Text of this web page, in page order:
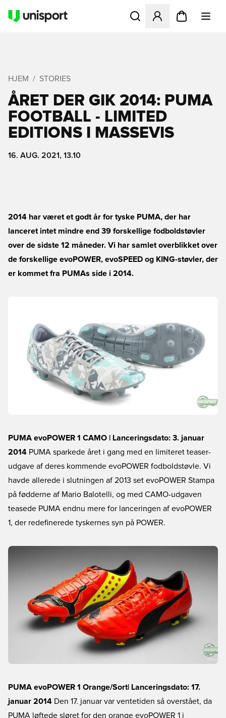
Åbner en Modal til at
HJEM STORIES
ÅRET DER GIK 2014: PUMA
FOOTBALL - LIMITED
EDITIONS I MASSEVIS
16. AUG. 2021, 13.10
2014 har været et godt år for tyske PUMA, der har
lanceret intet mindre end 39 forskellige fodboldstøvler
over de sidste 12 måneder. Vi har samlet overblikket over
de forskellige evoPOWER, evoSPEED og KING-støvler, der
er kommet fra PUMAs side i 2014.
PUMA evoPOWER 1 CAMO | Lanceringsdato: 3. januar
2014 PUMA sparkede året i gang med en limiteret teaser-
udgave af deres kommende evoPOWER fodboldstøvle. Vi
havde allerede i slutningen af 2013 set evoPOWER Stampa
på fødderne af Mario Balotelli, og med CAMO-udgaven
teasede PUMA endnu mere for lanceringen af evoPOWER
1, der redefinerede tyskernes syn på POWER.
PUMA evoPOWER 1 Orange/Sort| Lanceringsdato: 17.
januar 2014 Den 17. januar var ventetiden så overstået, da
PUMA løftede sløret for den orange evoPOWER 1 i